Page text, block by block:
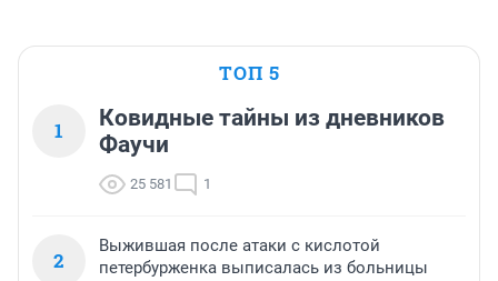
ТОП 5
1
Ковидные тайны из дневников
Фаучи
25 581 1
2
Выжившая после атаки с кислотой
петербурженка выписалась из больницы